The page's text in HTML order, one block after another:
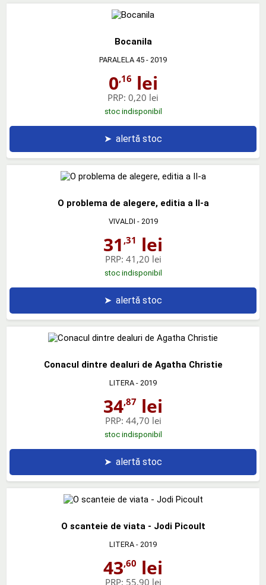
Bocanila
PARALELA 45 - 2019
0,16 lei
PRP: 0,20 lei
stoc indisponibil
➤ alertă stoc
O problema de alegere, editia a II-a
VIVALDI - 2019
31 ,31 lei
PRP: 41,20 lei
stoc indisponibil
➤ alertă stoc
Conacul dintre dealuri de Agatha Christie
LITERA - 2019
34,87 lei
PRP: 44,70 lei
stoc indisponibil
➤ alertă stoc
O scanteie de viata - Jodi Picoult
LITERA - 2019
43,60 lei
PRP: 55,90 lei